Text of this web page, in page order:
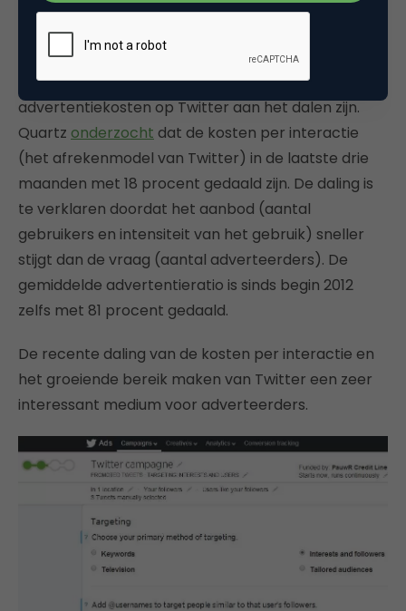
8. Dalende kosten
Uit de jaarcijfers van 2013 blijkt dat de
advertentiekosten op Twitter aan het dalen zijn.
Quartz onderzocht dat de kosten per interactie
(het afrekenmodel van Twitter) in de laatste drie
maanden met 18 procent gedaald zijn. De daling is
te verklaren doordat het aanbod (aantal
gebruikers en intensiteit van het gebruik) sneller
stijgt dan de vraag (aantal adverteerders). De
gemiddelde advertentieratio is sinds begin 2012
zelfs met 81 procent gedaald.
De recente daling van de kosten per interactie en
het groeiende bereik maken van Twitter een zeer
interessant medium voor adverteerders.